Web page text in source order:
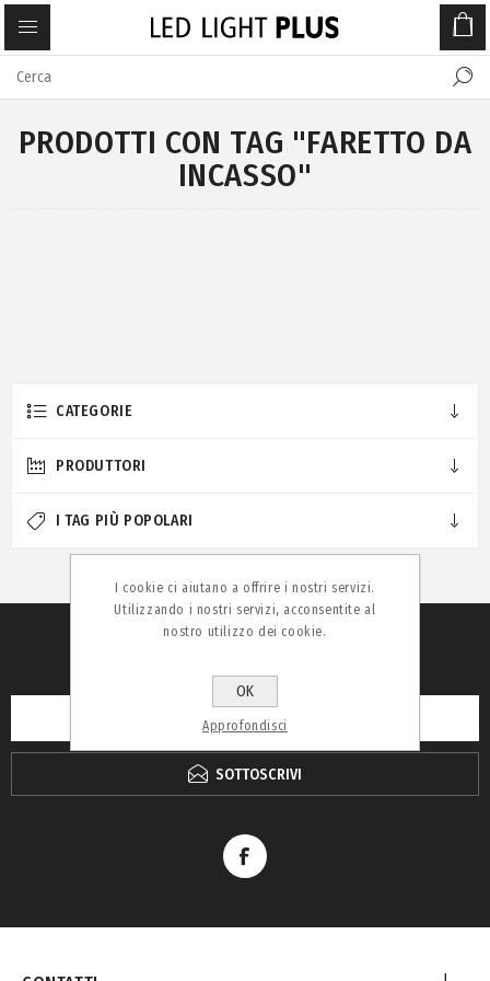
PRODOTTI CON TAG "FARETTO DA
INCASSO"
CATEGORIE
PRODUTTORI
I TAG PIÙ POPOLARI
SOTTOSCRIVI
I cookie ci aiutano a offrire i nostri servizi.
Utilizzando i nostri servizi, acconsentite al
nostro utilizzo dei cookie.
OK
Approfondisci